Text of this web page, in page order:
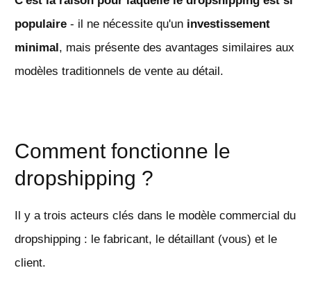
populaire - il ne nécessite qu'un investissement
minimal, mais présente des avantages similaires aux
modèles traditionnels de vente au détail.
Comment fonctionne le
dropshipping ?
Il y a trois acteurs clés dans le modèle commercial du
dropshipping : le fabricant, le détaillant (vous) et le
client.